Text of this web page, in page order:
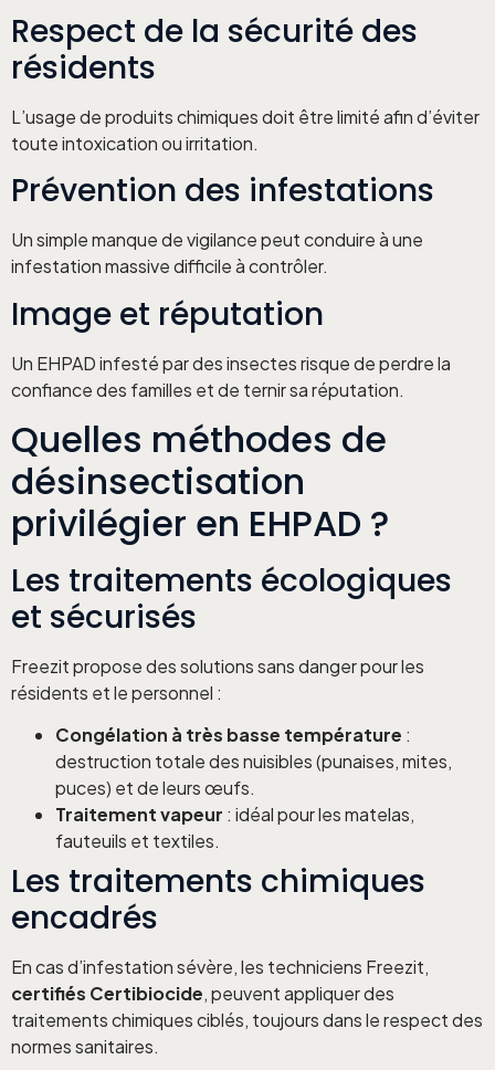
Respect de la sécurité des
résidents
L’usage de produits chimiques doit être limité afin d’éviter
toute intoxication ou irritation.
Prévention des infestations
Un simple manque de vigilance peut conduire à une
infestation massive difficile à contrôler.
Image et réputation
Un EHPAD infesté par des insectes risque de perdre la
confiance des familles et de ternir sa réputation.
Quelles méthodes de
désinsectisation
privilégier en EHPAD ?
Les traitements écologiques
et sécurisés
Freezit propose des solutions sans danger pour les
résidents et le personnel :
Congélation à très basse température :
destruction totale des nuisibles (punaises, mites,
puces) et de leurs œufs.
Traitement vapeur : idéal pour les matelas,
fauteuils et textiles.
Les traitements chimiques
encadrés
En cas d’infestation sévère, les techniciens Freezit,
certifiés Certibiocide, peuvent appliquer des
traitements chimiques ciblés, toujours dans le respect des
normes sanitaires.